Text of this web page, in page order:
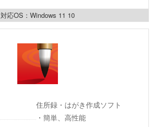
対応OS：Windows 11 10
住所録・はがき作成ソフト
・簡単、高性能